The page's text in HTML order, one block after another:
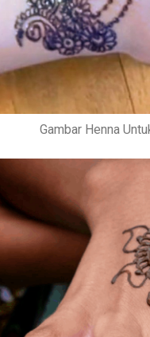
Gambar Henna